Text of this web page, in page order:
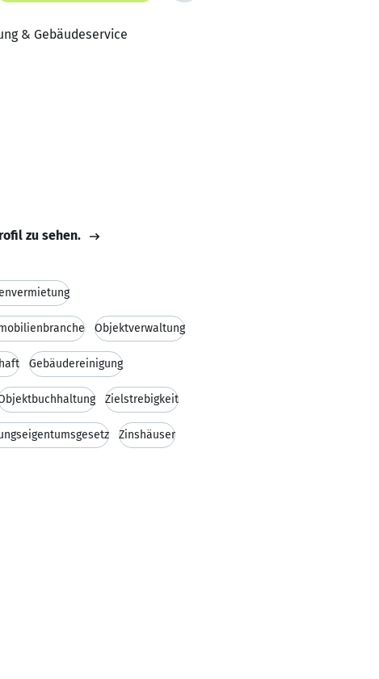
& Gebäudeservice
zu sehen.
Objektverwaltung
Gebäudereinigung
Zielstrebigkeit
Zinshäuser